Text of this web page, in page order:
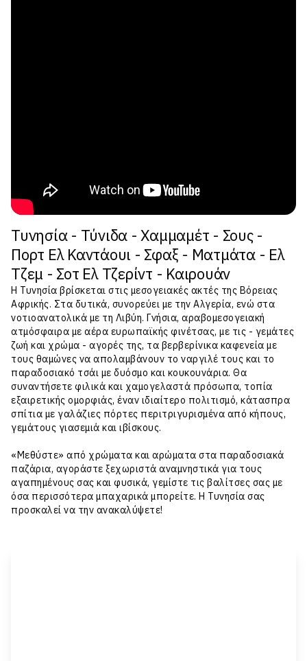
Τυνησία - Τύνιδα - Χαμμαμέτ - Σους -
Πορτ Ελ Καντάουι - Σφαξ - Ματμάτα - Ελ
Τζεμ - Σοτ Ελ Τζερίντ - Καιρουάν
Η Τυνησία βρίσκεται στις μεσογειακές ακτές της Βόρειας
Αφρικής. Στα δυτικά, συνορεύει με την Αλγερία, ενώ στα
νοτιοανατολικά με τη Λιβύη. Γνήσια, αραβομεσογειακή
ατμόσφαιρα με αέρα ευρωπαϊκής φινέτσας, με τις - γεμάτες
ζωή και χρώμα - αγορές της, τα βερβερίνικα καφενεία με
τους θαμώνες να απολαμβάνουν το ναργιλέ τους και το
παραδοσιακό τσάι με δυόσμο και κουκουνάρια. Θα
συναντήσετε φιλικά και χαμογελαστά πρόσωπα, τοπία
εξαιρετικής ομορφιάς, έναν ιδιαίτερο πολιτισμό, κάτασπρα
σπίτια με γαλάζιες πόρτες περιτριγυρισμένα από κήπους,
γεμάτους γιασεμιά και ιβίσκους.
«Μεθύστε» από χρώματα και αρώματα στα παραδοσιακά
παζάρια, αγοράστε ξεχωριστά αναμνηστικά για τους
αγαπημένους σας και φυσικά, γεμίστε τις βαλίτσες σας με
όσα περισσότερα μπαχαρικά μπορείτε. Η Τυνησία σας
προσκαλεί να την ανακαλύψετε!